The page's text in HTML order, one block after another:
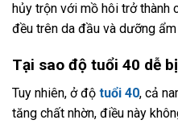
hủy trộn với mồ hôi trở thành
đều trên da đầu và dưỡng
Tại sao độ tuổi 40 dễ
Tuy nhiên, ở độ tuổi 40, cả
tăng chất nhờn, điều này